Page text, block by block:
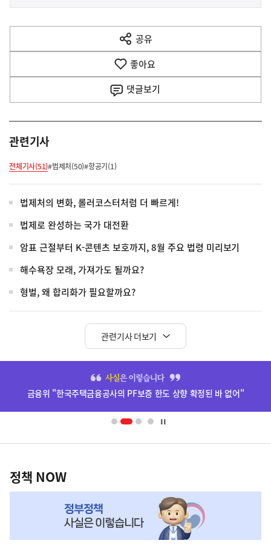
전
다
음
공유
열
기
좋아요
댓글보기
관련기사
전체기사(51)#법제처(50)#항공기(1)
법제처의 변화, 롤러코스터처럼 더 빠르게!
법제로 완성하는 국가 대전환
암표 근절부터 K-콘텐츠 보호까지, 8월 주요 법령 미리보기
해수욕장 모래, 가져가도 될까요?
형벌, 왜 합리화가 필요할까요?
관련기사 더보기
영
금융위 "한국주택금융공사의 PF보증 한도 상향 확정된 바 없어"
책
NOW,
정책 NOW